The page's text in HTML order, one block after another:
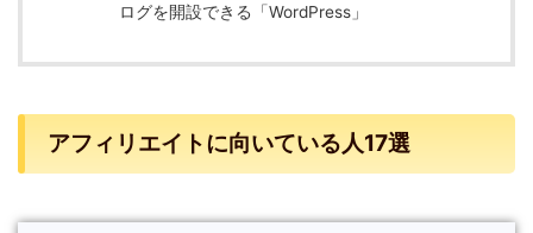
ログを開設できる「WordPress」
アフィリエイトに向いている人17選